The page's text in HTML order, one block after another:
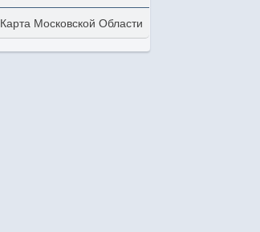
Карта Московской Области